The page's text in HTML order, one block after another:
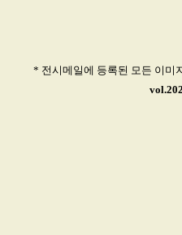
* 전시메일에 등록된 모든 이미